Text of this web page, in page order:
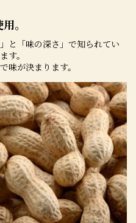
。
と「味の深さ」で知られてい
す。
味が決まります。